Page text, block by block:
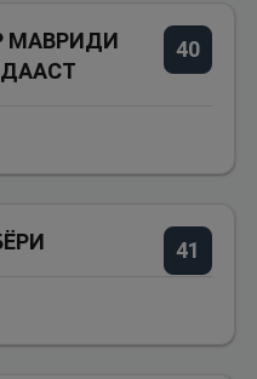
40
МАВРИДИ
41